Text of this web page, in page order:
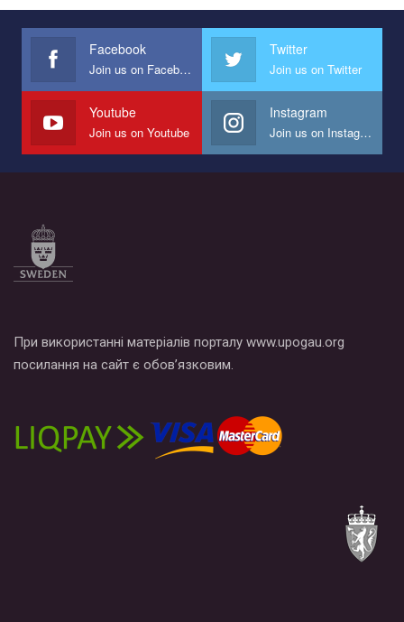
представляющий программу развития организации.
Мы просим вас поддержать нас и помочь нам реализовать
наш план по борьбе с насилием и дискриминацией на почве
СОГИ в Украине.
Все, что вам нужно сделать - это зайти на наш канал YouTube
по этой ссылке и поставить лайк под видео.
Facebook
Join us on Facebook
Twitter
Join us on Twitter
Youtube
Join us on Youtube
Instagram
Join us on Instagram
При використанні матеріалів порталу www.upogau.org
посилання на сайт є обов’язковим.